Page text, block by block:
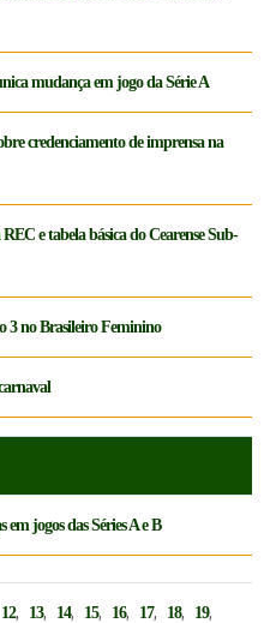
mudança em jogo da Série A
credenciamento de imprensa na
e tabela básica do Cearense Sub-
3 no Brasileiro Feminino
jogos das Séries A e B
12, 13, 14, 15, 16, 17, 18, 19,